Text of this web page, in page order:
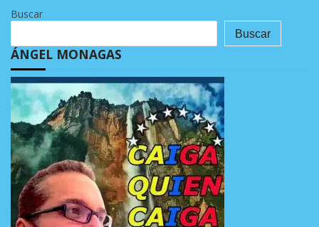
Buscar
Buscar
ÁNGEL MONAGAS